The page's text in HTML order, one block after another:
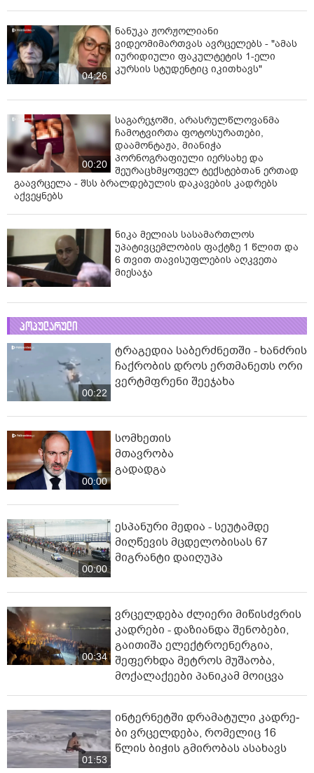
04:26
ნანუკა ჟორჟოლიანი
ვიდეომიმართვას ავრცელებს - "ამას
იურიდიული ფაკულტეტის 1-ელი
კურსის სტუდენტიც იკითხავს"
00:20
საგარეჯოში, არასრულწლოვანმა
ჩამოტვირთა ფოტოსურათები,
დაამონტაჟა, მიანიჭა
პორნოგრაფიული იერსახე და
შეურაცხმყოფელ ტექსტებთან ერთად
გაავრცელა - შსს ბრალდებულის დაკავების კადრებს
აქვეყნებს
ნიკა მელიას სასამართლოს
უპატივცემლობის ფაქტზე 1 წლით და
6 თვით თავისუფლების აღკვეთა
მიესაჯა
პოპულარული
00:22
ტრაგედია საბერძნეთში - ხანძრის
ჩაქრობის დროს ერთმანეთს ორი
ვერტმფრენი შეეჯახა
00:00
სომხეთის
მთავრობა
გადადგა
00:00
ესპანური მედია - სეუტამდე
მიღწევის მცდელობისას 67
მიგრანტი დაიღუპა
00:34
ვრცელდება ძლიერი მიწისძვრის
კადრები - დაზიანდა შენობები,
გაითიშა ელექტროენერგია,
შეფერხდა მეტროს მუშაობა,
მოქალაქეები პანიკამ მოიცვა
01:53
ინ­ტერ­ნეტ­ში დრა­მა­ტუ­ლი კად­რე­
ბი ვრცელდება, რომელიც 16
წლის ბიჭის გმირობას ასახავს